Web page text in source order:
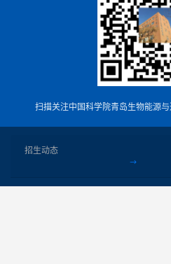
扫描关注中国科学院青岛生物能源
招生动态